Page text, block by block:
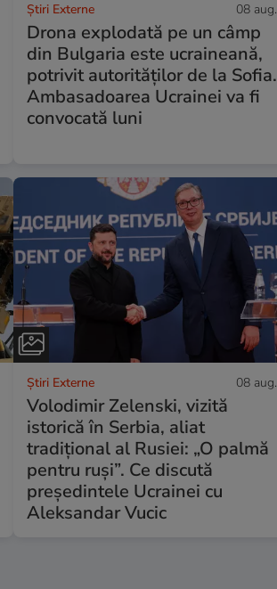
Știri Externe 08 aug.
Drona explodată pe un câmp
din Bulgaria este ucraineană,
potrivit autorităților de la Sofia.
Ambasadoarea Ucrainei va fi
convocată luni
Știri Externe 08 aug.
Volodimir Zelenski, vizită
istorică în Serbia, aliat
tradițional al Rusiei: „O palmă
pentru ruși”. Ce discută
președintele Ucrainei cu
Aleksandar Vucic